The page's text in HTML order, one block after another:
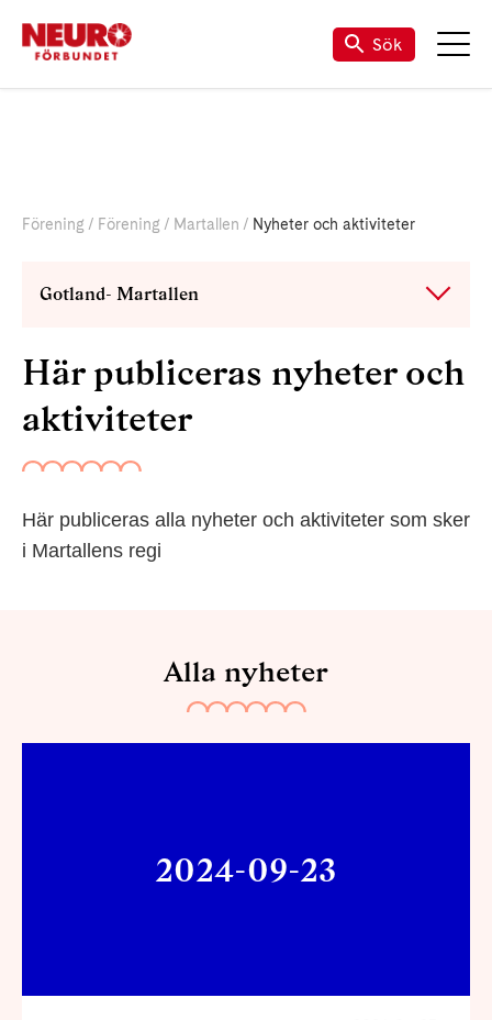
Sök
Förening Förening Martallen Nyheter och aktiviteter
Gotland- Martallen
Här publiceras nyheter och
aktiviteter
Här publiceras alla nyheter och aktiviteter som sker
i Martallens regi
Alla nyheter
2024-09-23